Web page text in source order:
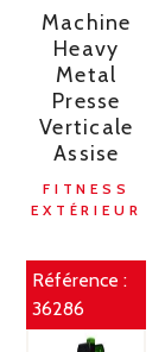
Machine
Heavy
Metal
Presse
Verticale
Assise
FITNESS
EXTÉRIEUR
Référence :
36286